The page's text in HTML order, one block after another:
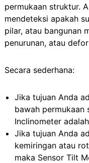
permukaan struktur.
mendeteksi apakah
pilar, atau bangunan
penurunan, atau
Secara sederhana:
Jika tujuan Anda
bawah permukaan
Inclinometer
Jika tujuan Anda
kemiringan atau
maka Sensor Tilt